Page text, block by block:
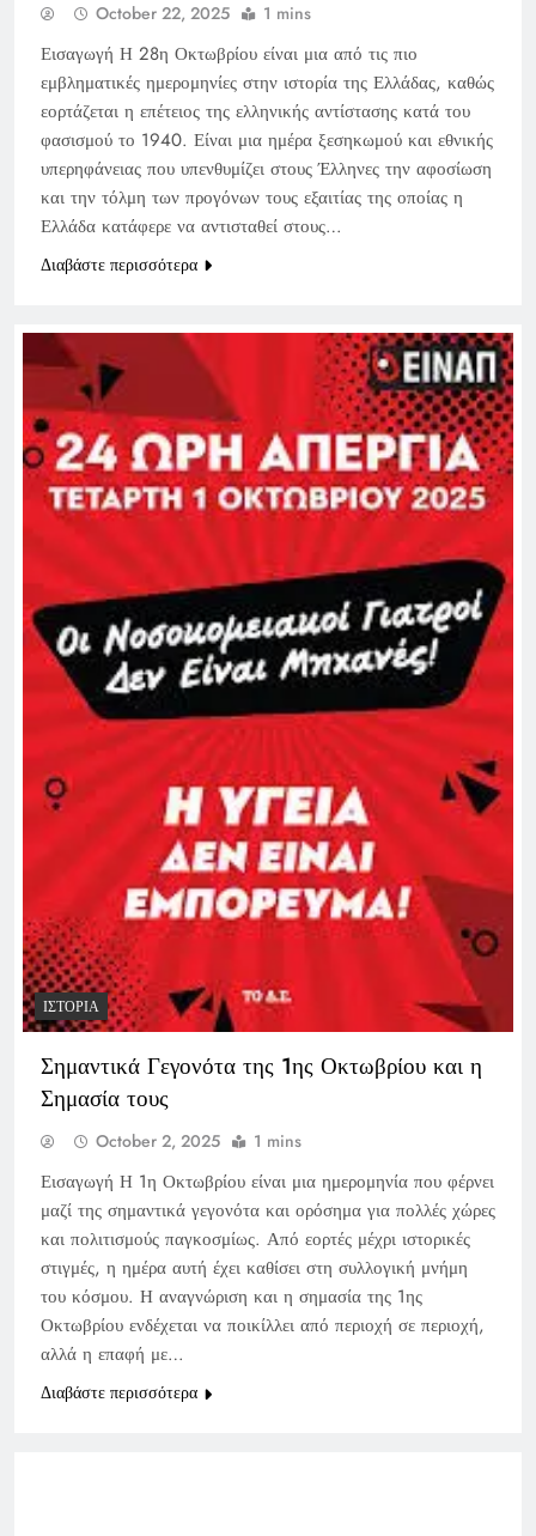
October 22, 2025 1 mins
Εισαγωγή Η 28η Οκτωβρίου είναι μια από τις πιο
εμβληματικές ημερομηνίες στην ιστορία της Ελλάδας, καθώς
εορτάζεται η επέτειος της ελληνικής αντίστασης κατά του
φασισμού το 1940. Είναι μια ημέρα ξεσηκωμού και εθνικής
υπερηφάνειας που υπενθυμίζει στους Έλληνες την αφοσίωση
και την τόλμη των προγόνων τους εξαιτίας της οποίας η
Ελλάδα κατάφερε να αντισταθεί στους…
Διαβάστε περισσότερα
ΙΣΤΟΡΊΑ
Σημαντικά Γεγονότα της 1ης Οκτωβρίου και η
Σημασία τους
October 2, 2025 1 mins
Εισαγωγή Η 1η Οκτωβρίου είναι μια ημερομηνία που φέρνει
μαζί της σημαντικά γεγονότα και ορόσημα για πολλές χώρες
και πολιτισμούς παγκοσμίως. Από εορτές μέχρι ιστορικές
στιγμές, η ημέρα αυτή έχει καθίσει στη συλλογική μνήμη
του κόσμου. Η αναγνώριση και η σημασία της 1ης
Οκτωβρίου ενδέχεται να ποικίλλει από περιοχή σε περιοχή,
αλλά η επαφή με…
Διαβάστε περισσότερα